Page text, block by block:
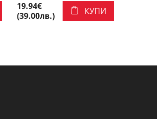
19.94€
(39.00лв.)
КУПИ